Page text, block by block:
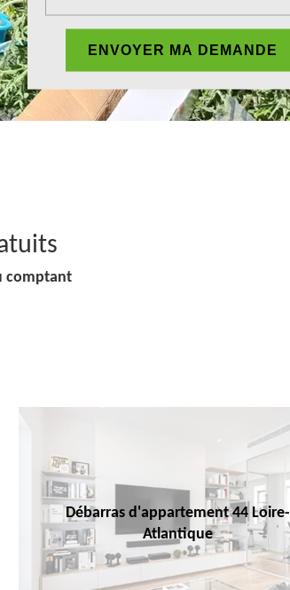
comptant
Débarras d'appartement 44 Loire-
Atlantique